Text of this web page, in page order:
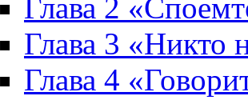
Глава 2
Глава 3 «Никто
Глава 4